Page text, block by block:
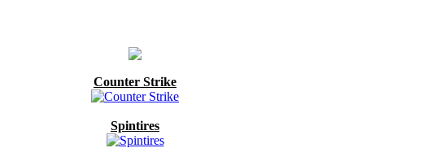
Counter Strike
Spintires